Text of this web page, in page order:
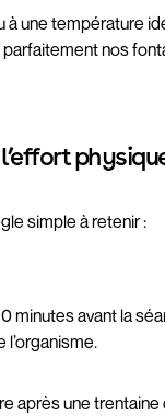
à une température
nos
simple à retenir :
minutes avant la
après une trentaine